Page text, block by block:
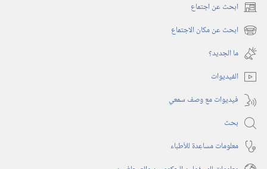
ابحث عن اجتماع (يفتح
نافذة ابحث عن مكان الاجتماع (يفتح
نافذة
جديدة)
ما الجديد؟‏
الفيديوات
فيديوات مع وصف سمعي
بحث
معلومات مساعِدة للأطباء